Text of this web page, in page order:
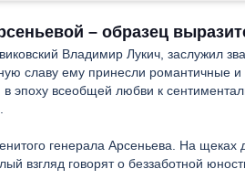
– образец
Владимир Лукич, заслужил
славу ему принесли романтичные
эпоху всеобщей любви к
генерала Арсеньева. На щеках
взгляд говорят о беззаботной